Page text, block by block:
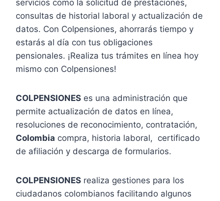
servicios como la solicitud de prestaciones,
consultas de historial laboral y actualización de
datos. Con Colpensiones, ahorrarás tiempo y
estarás al día con tus obligaciones
pensionales. ¡Realiza tus trámites en línea hoy
mismo con Colpensiones!
COLPENSIONES es una administración que
permite actualización de datos en línea,
resoluciones de reconocimiento, contratación,
Colombia compra, historia laboral, certificado
de afiliación y descarga de formularios.
COLPENSIONES realiza gestiones para los
ciudadanos colombianos facilitando algunos